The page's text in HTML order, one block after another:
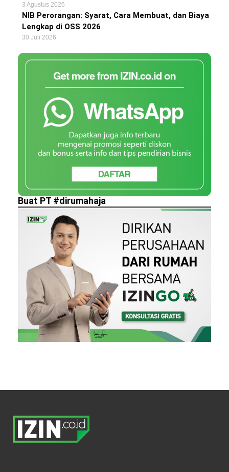
3 Agustus 2026
NIB Perorangan: Syarat, Cara Membuat, dan Biaya
Lengkap di OSS 2026
30 Juli 2026
Buat PT #dirumahaja